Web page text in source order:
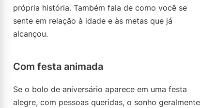
própria história. Também fala de como você se
sente em relação à idade e às metas que já
alcançou.
Com festa animada
Se o bolo de aniversário aparece em uma festa
alegre, com pessoas queridas, o sonho geralmente